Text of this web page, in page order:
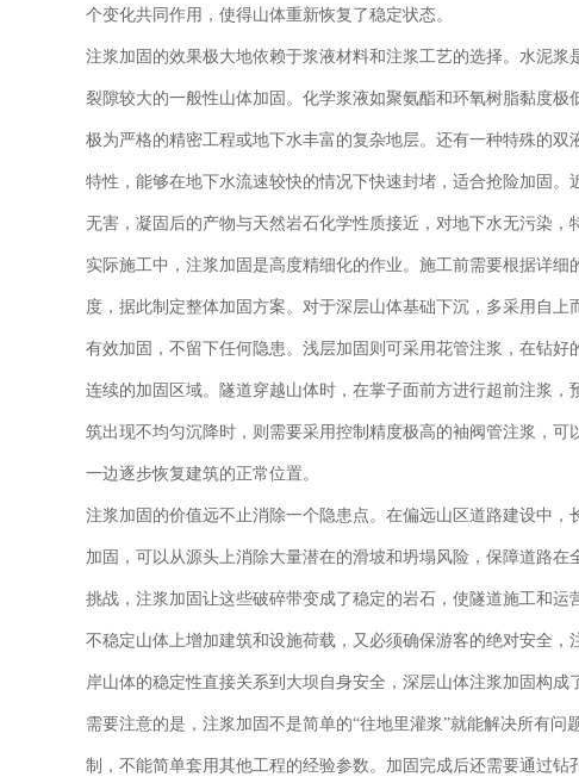
个变化共同作用，使得山体重新恢复了稳定状态。
注浆加固的效果极大地依赖于浆液材料和注浆工艺的选择。水泥
裂隙较大的一般性山体加固。化学浆液如聚氨酯和环氧树脂黏度
极为严格的精密工程或地下水丰富的复杂地层。还有一种特殊的
特性，能够在地下水流速较快的情况下快速封堵，适合抢险加固
无害，凝固后的产物与天然岩石化学性质接近，对地下水无污染，
实际施工中，注浆加固是高度精细化的作业。施工前需要根据详
度，据此制定整体加固方案。对于深层山体基础下沉，多采用自
有效加固，不留下任何隐患。浅层加固则可采用花管注浆，在钻
连续的加固区域。隧道穿越山体时，在掌子面前方进行超前注浆
筑出现不均匀沉降时，则需要采用控制精度极高的袖阀管注浆，
一边逐步恢复建筑的正常位置。
注浆加固的价值远不止消除一个隐患点。在偏远山区道路建设中
加固，可以从源头上消除大量潜在的滑坡和坍塌风险，保障道路
挑战，注浆加固让这些破碎带变成了稳定的岩石，使隧道施工和
不稳定山体上增加建筑和设施荷载，又必须确保游客的绝对安全
岸山体的稳定性直接关系到大坝自身安全，深层山体注浆加固构成
需要注意的是，注浆加固不是简单的“往地里灌浆”就能解决所有
制，不能简单套用其他工程的经验参数。加固完成后还需要通过